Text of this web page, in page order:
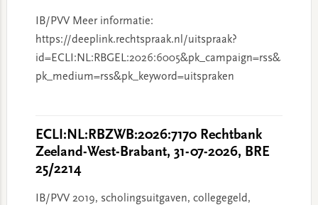
IB/PVV Meer informatie:
https://deeplink.rechtspraak.nl/uitspraak?
id=ECLI:NL:RBGEL:2026:6005&pk_campaign=rss&
pk_medium=rss&pk_keyword=uitspraken
ECLI:NL:RBZWB:2026:7170 Rechtbank
Zeeland-West-Brabant, 31-07-2026, BRE
25/2214
IB/PVV 2019, scholingsuitgaven, collegegeld,